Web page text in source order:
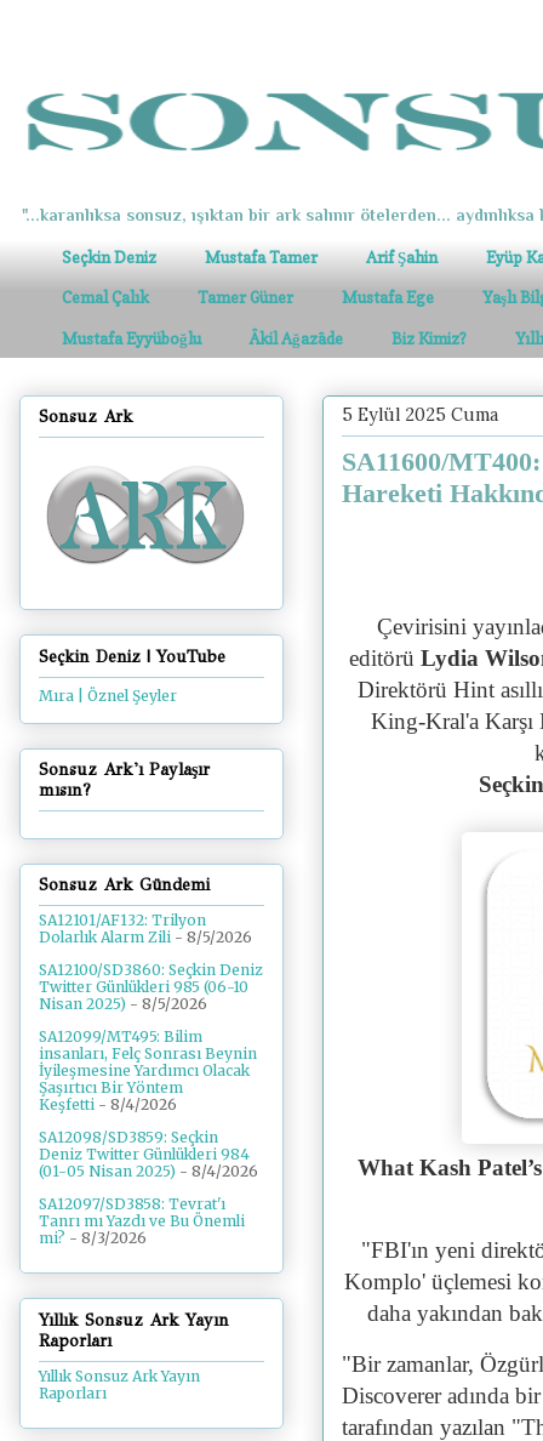
"...karanlıksa sonsuz, ışıktan bir ark salınır ötelerden... aydınlıksa
Seçkin Deniz Mustafa Tamer Arif Şahin Eyüp
Cemal Çalık Tamer Güner Mustafa Ege Yaşlı
Mustafa Eyyüboğlu Âkil Ağazâde Biz Kimiz?
5 Eylül 2025 Cuma
SA11600/
Hareketi
Çevirisini
editörü Lydia
Direktörü Hint
King-Kral'a
What Kash
"FBI'ın yeni
Komplo' üçlemesi
daha yakından
"Bir zamanlar,
Discoverer adında
tarafından yazılan
Sonsuz Ark
Seçkin Deniz | YouTube
Mıra | Öznel Şeyler
Sonsuz Ark'ı Paylaşır
mısın?
Sonsuz Ark Gündemi
SA12101/AF132: Trilyon
Dolarlık Alarm Zili - 8/5/2026
SA12100/SD3860: Seçkin Deniz
Twitter Günlükleri 985 (06-10
Nisan 2025) - 8/5/2026
SA12099/MT495: Bilim
insanları, Felç Sonrası Beynin
İyileşmesine Yardımcı Olacak
Şaşırtıcı Bir Yöntem
Keşfetti - 8/4/2026
SA12098/SD3859: Seçkin
Deniz Twitter Günlükleri 984
(01-05 Nisan 2025) - 8/4/2026
SA12097/SD3858: Tevrat'ı
Tanrı mı Yazdı ve Bu Önemli
mi? - 8/3/2026
Yıllık Sonsuz Ark Yayın
Raporları
Yıllık Sonsuz Ark Yayın
Raporları